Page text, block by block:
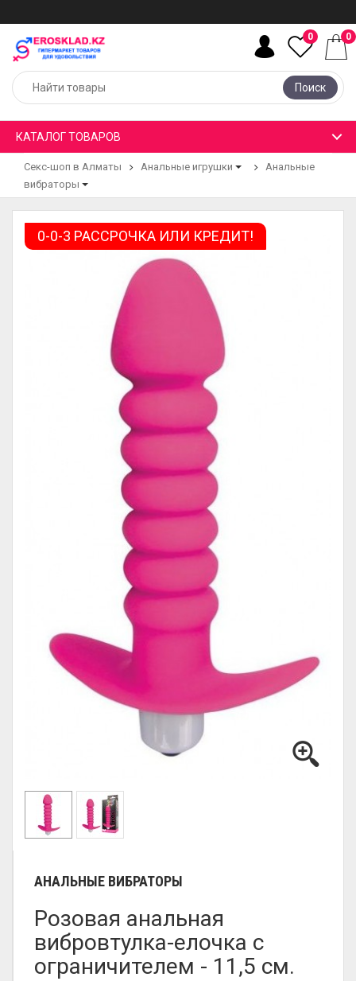
Поиск
0 0
КАТАЛОГ ТОВАРОВ
Секс-шоп в Алматы Анальные игрушки
Анальные
вибраторы
0-0-3 РАССРОЧКА ИЛИ КРЕДИТ!
АНАЛЬНЫЕ ВИБРАТОРЫ
Розовая анальная
вибровтулка-елочка с
ограничителем - 11,5 см.